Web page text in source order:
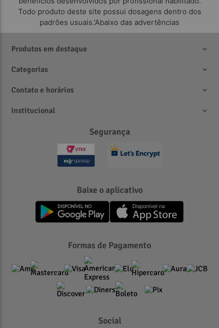
Todo produto deste site possui dosagens dentro dos
padrões usuais.'Abaixo das advertências
Produtos em destaque
Categorias
Contato e horários
Institucional
Segurança
Baixe o aplicativo
Formas de Pagamento
Social